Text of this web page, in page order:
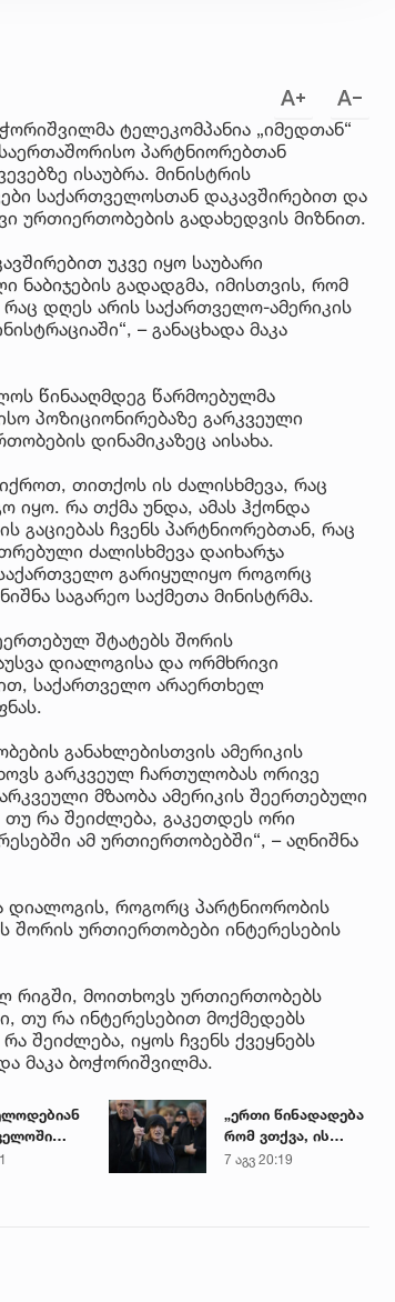
ტელეკომპანია „იმედთან“
პარტნიორებთან
ისაუბრა. მინისტრის
საქართველოსთან დაკავშირებით და
ურთიერთობების გადახედვის მიზნით.
უკვე იყო საუბარი
ნაბიჯების გადადგმა, იმისთვის, რომ
დღეს არის საქართველო-ამერიკის
– განაცხადა მაკა
წინააღმდეგ წარმოებულმა
პოზიციონირებაზე გარკვეული
დინამიკაზეც აისახა.
თითქოს ის ძალისხმევა, რაც
იყო. რა თქმა უნდა, ამას ჰქონდა
გაციებას ჩვენს პარტნიორებთან, რაც
ძალისხმევა დაიხარჯა
გარიყულიყო როგორც
საგარეო საქმეთა მინისტრმა.
შტატებს შორის
დიალოგისა და ორმხრივი
საქართველო არაერთხელ
განახლებისთვის ამერიკის
გარკვეულ ჩართულობას ორივე
მზაობა ამერიკის შეერთებული
თუ რა შეიძლება, გაკეთდეს ორი
ამ ურთიერთობებში“, – აღნიშნა
დიალოგის, როგორც პარტნიორობის
შორის ურთიერთობები ინტერესების
რიგში, მოითხოვს ურთიერთობებს
თუ რა ინტერესებით მოქმედებს
შეიძლება, იყოს ჩვენს ქვეყნებს
მაკა ბოჭორიშვილმა.
„ერთი წინადადება
რომ ვთქვა, ის
გახდის ნათელს,
7 აგვ 20:19